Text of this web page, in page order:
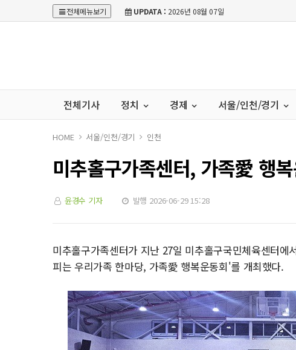
전체메뉴보기 UPDATA : 2026년 08월 07일
전체기사 정치 경제 서울/인천/경기
HOME 서울/인천/경기 인천
미추홀구가족센터, 가족愛 행
윤경수 기자 발행 2026-06-29 15:28
미추홀구가족센터가 지난 27일 미추홀구국민체육센터
피는 우리가족 한마당, 가족愛 행복운동회'를 개최했다.